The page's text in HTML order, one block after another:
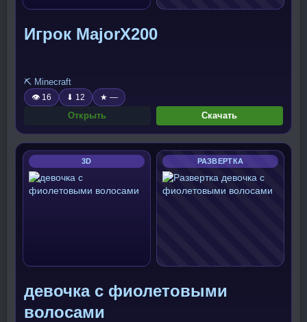
Игрок MajorX200
⛏️ Minecraft
👁 16 ⬇ 12 ★ —
Открыть Скачать
3D РАЗВЕРТКА
девочка с фиолетовыми
волосами